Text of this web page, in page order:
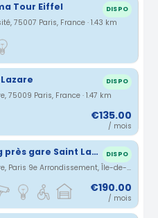
Tour Eiffel DISPO
75007 Paris, France · 1.43 km
DISPO
75009 Paris, France · 1.47 km
€135.00
/ mois
A louer parking près gare Saint Lazare, limite 8e/9e DISPO
92 Rue Saint-Lazare, Paris 9e Arrondissement, Île-de-France, France · 1.47 km
€190.00
/ mois